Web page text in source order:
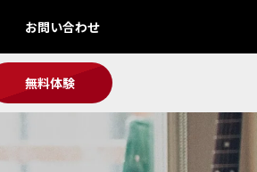
お問い合わせ
無料体験